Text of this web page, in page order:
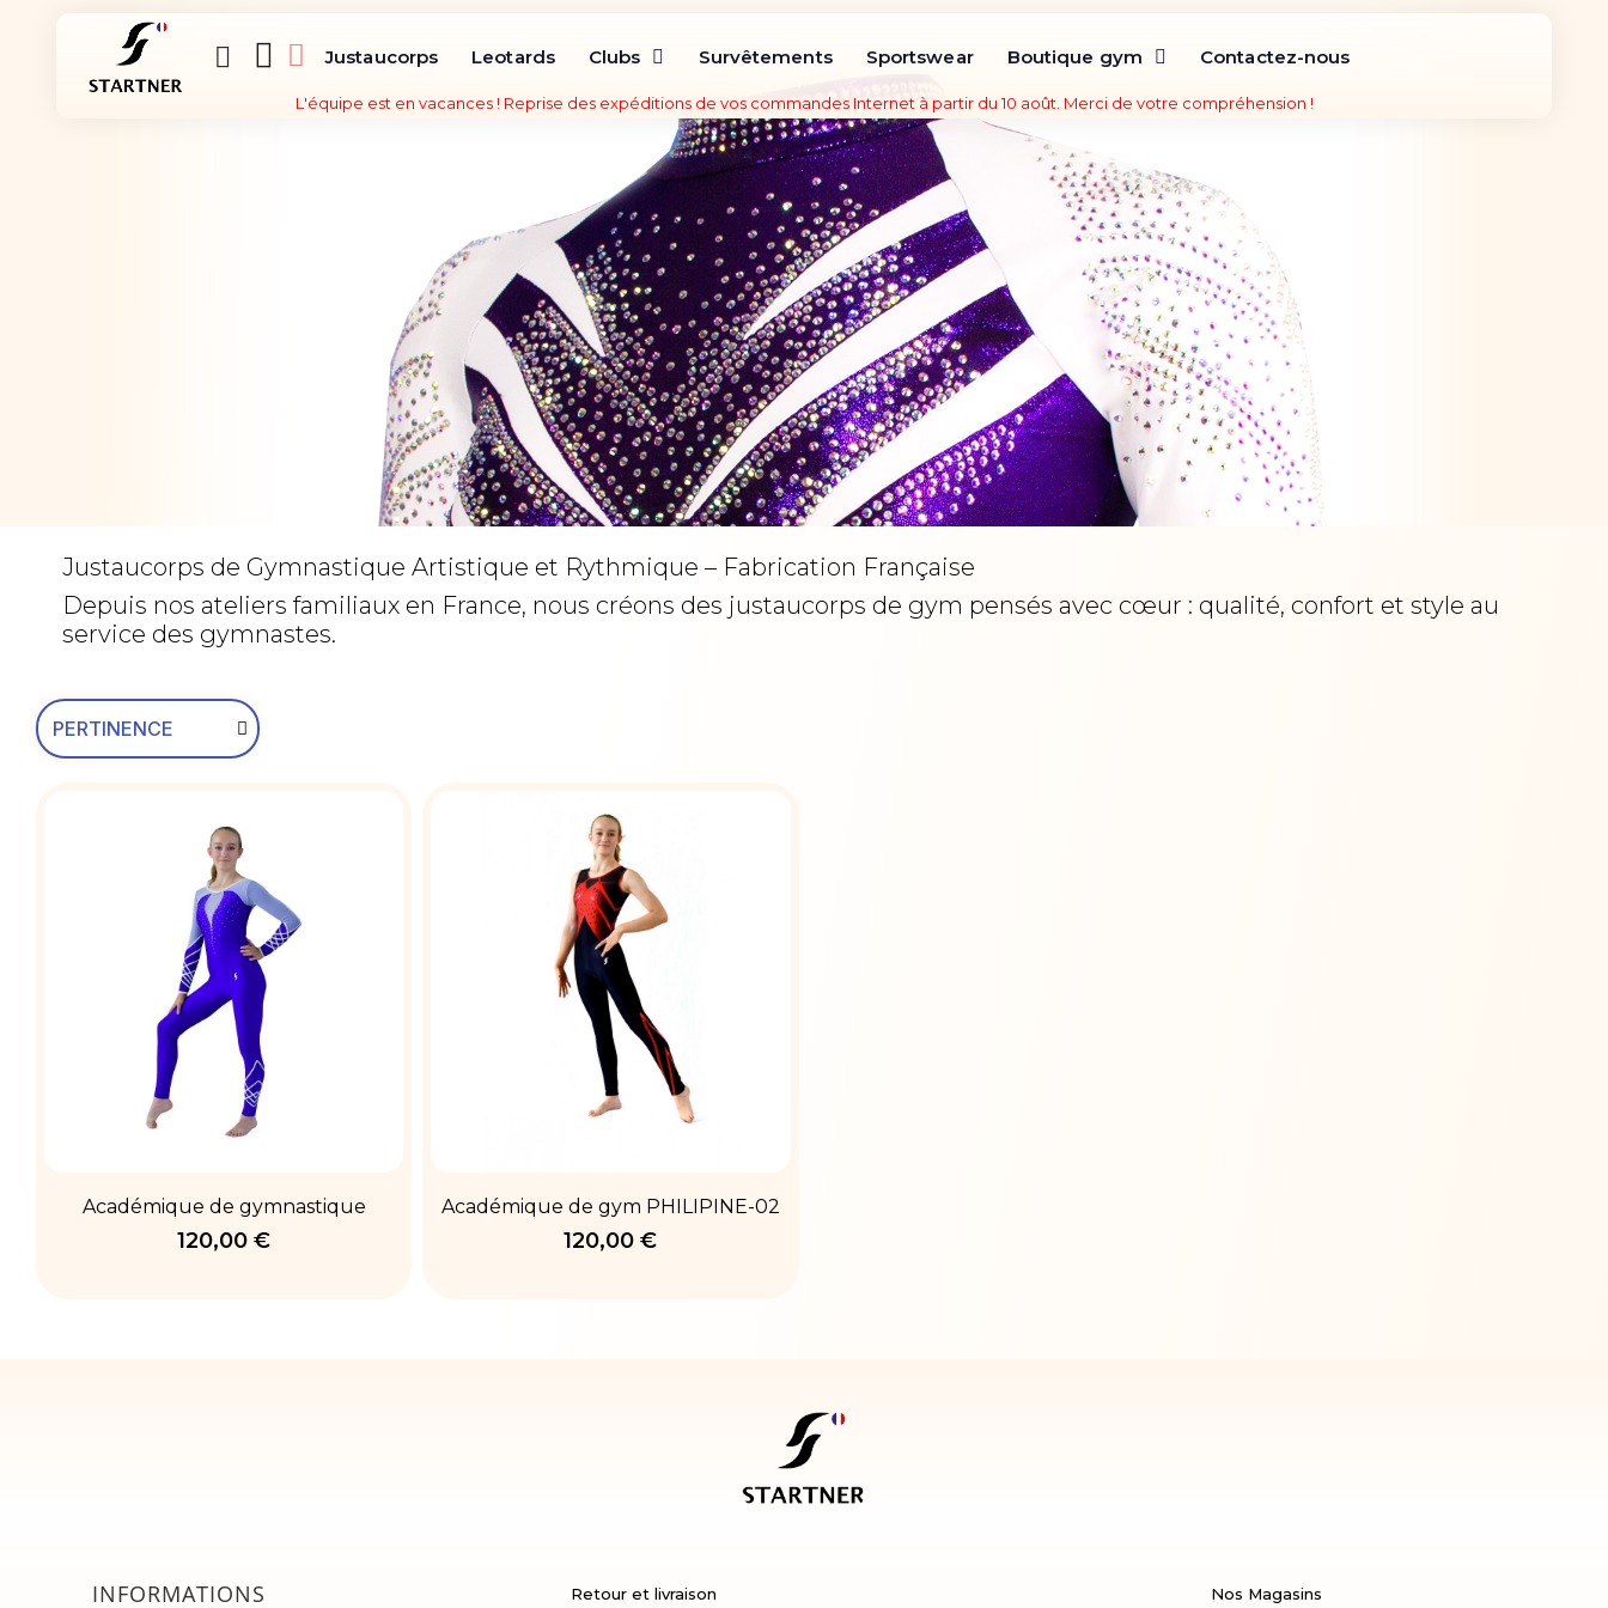
Justaucorps Leotards Clubs Survêtements Sportswear Boutique gym Contactez-nous
L'équipe est en vacances ! Reprise des expéditions de vos commandes Internet à partir du 10 août. Merci de votre compréhension !
Justaucorps de Gymnastique Artistique et Rythmique – Fabrication Française
Depuis nos ateliers familiaux en France, nous créons des justaucorps de gym pensés avec cœur : qualité, confort et style au
service des gymnastes.
Académique de gymnastique
120,00 €
Académique de gym PHILIPINE-02
120,00 €
INFORMATIONS Retour et livraison Nos Magasins